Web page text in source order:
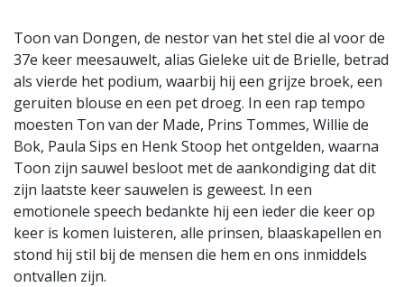
Toon van Dongen, de nestor van het stel die al voor de
37e keer meesauwelt, alias Gieleke uit de Brielle, betrad
als vierde het podium, waarbij hij een grijze broek, een
geruiten blouse en een pet droeg. In een rap tempo
moesten Ton van der Made, Prins Tommes, Willie de
Bok, Paula Sips en Henk Stoop het ontgelden, waarna
Toon zijn sauwel besloot met de aankondiging dat dit
zijn laatste keer sauwelen is geweest. In een
emotionele speech bedankte hij een ieder die keer op
keer is komen luisteren, alle prinsen, blaaskapellen en
stond hij stil bij de mensen die hem en ons inmiddels
ontvallen zijn.